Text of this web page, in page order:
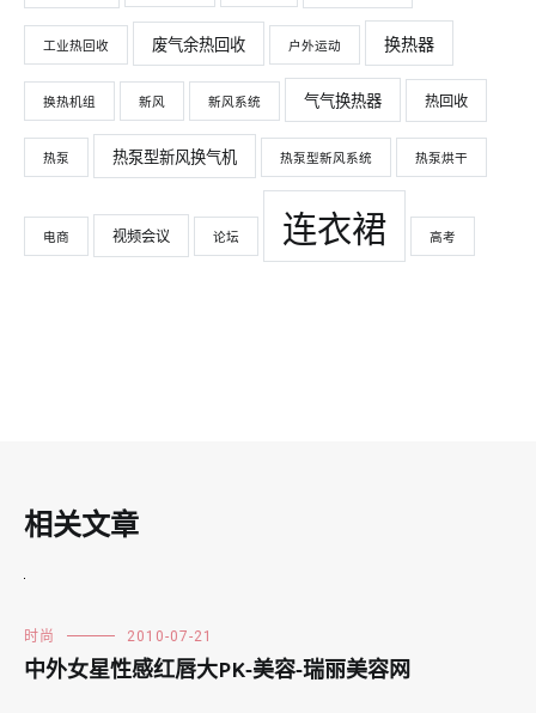
工业热回收 废气余热回收 户外运动 换热器
换热机组 新风 新风系统 气气换热器 热回收
热泵 热泵型新风换气机 热泵型新风系统 热泵烘干
电商 视频会议 论坛 连衣裙 高考
相关文章
时尚 2010-07-21
中外女星性感红唇大PK-美容-瑞丽美容网